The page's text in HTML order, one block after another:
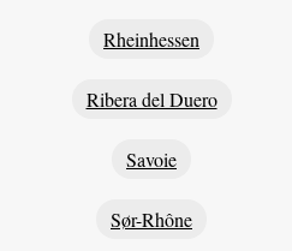
Rheinhessen
Ribera del Duero
Savoie
Sør-Rhône